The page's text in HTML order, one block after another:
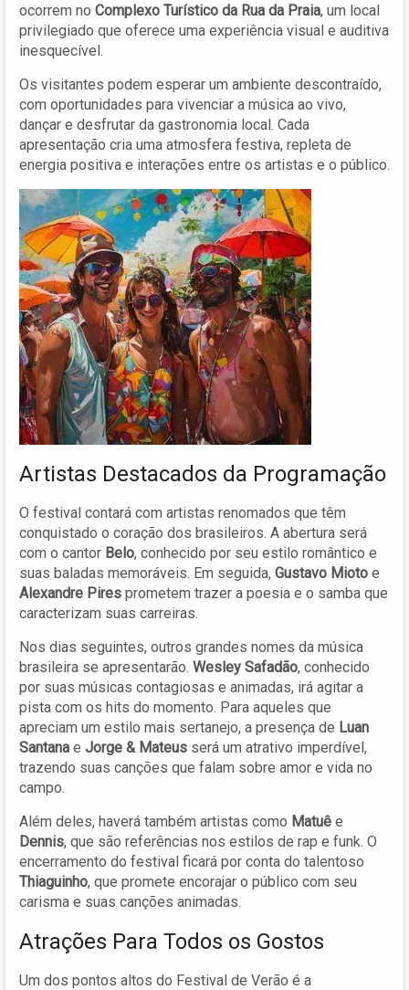
ocorrem no Complexo Turístico da Rua da Praia, um local
privilegiado que oferece uma experiência visual e auditiva
inesquecível.
Os visitantes podem esperar um ambiente descontraído,
com oportunidades para vivenciar a música ao vivo,
dançar e desfrutar da gastronomia local. Cada
apresentação cria uma atmosfera festiva, repleta de
energia positiva e interações entre os artistas e o público.
Artistas Destacados da Programação
O festival contará com artistas renomados que têm
conquistado o coração dos brasileiros. A abertura será
com o cantor Belo, conhecido por seu estilo romântico e
suas baladas memoráveis. Em seguida, Gustavo Mioto e
Alexandre Pires prometem trazer a poesia e o samba que
caracterizam suas carreiras.
Nos dias seguintes, outros grandes nomes da música
brasileira se apresentarão. Wesley Safadão, conhecido
por suas músicas contagiosas e animadas, irá agitar a
pista com os hits do momento. Para aqueles que
apreciam um estilo mais sertanejo, a presença de Luan
Santana e Jorge & Mateus será um atrativo imperdível,
trazendo suas canções que falam sobre amor e vida no
campo.
Além deles, haverá também artistas como Matuê e
Dennis, que são referências nos estilos de rap e funk. O
encerramento do festival ficará por conta do talentoso
Thiaguinho, que promete encorajar o público com seu
carisma e suas canções animadas.
Atrações Para Todos os Gostos
Um dos pontos altos do Festival de Verão é a